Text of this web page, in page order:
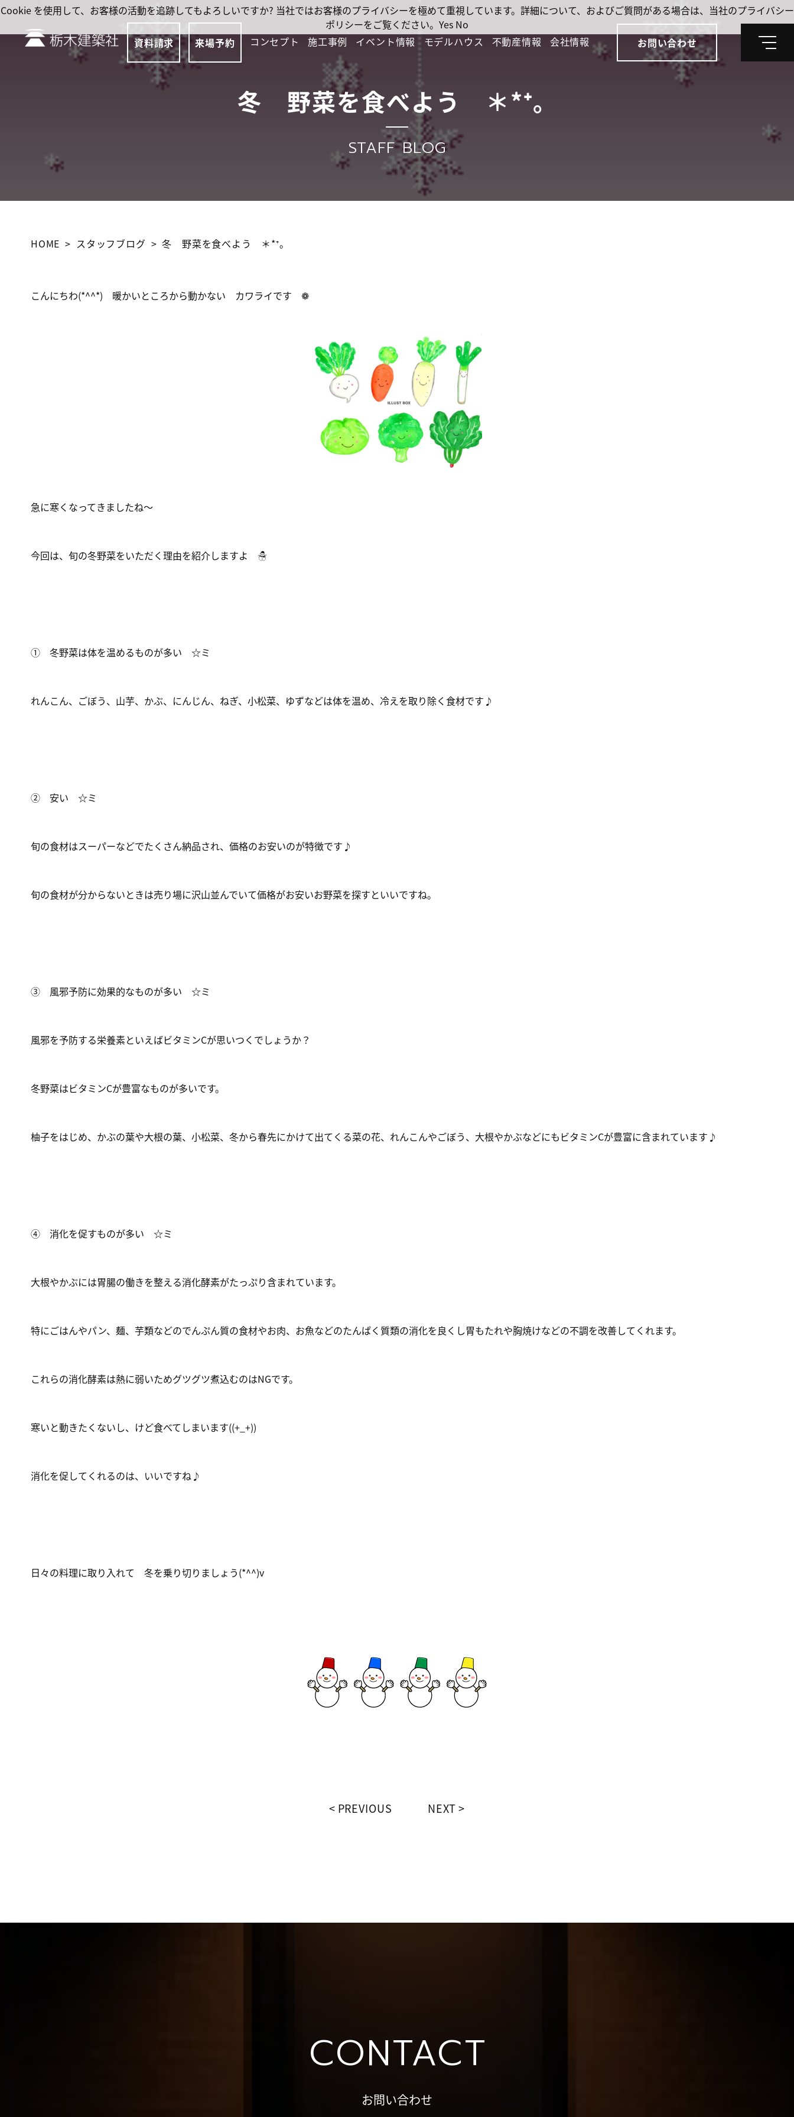
資料請求 来場予約 コンセプト 施工事例 イベント情報 モデルハウス 不動産情報 会社情報 お問い合わせ
メ
冬 野菜を食べよう ＊*⁺。
STAFF BLOG
HOME スタッフブログ 冬 野菜を食べよう ＊*⁺。
こんにちわ(*^^*) 暖かいところから動かない カワライです ❁
急に寒くなってきましたね～
今回は、旬の冬野菜をいただく理由を紹介しますよ ☃
① 冬野菜は体を温めるものが多い ☆ミ
れんこん、ごぼう、山芋、かぶ、にんじん、ねぎ、小松菜、ゆずなどは体を温め、冷えを取り除く 食材です♪
② 安い ☆ミ
旬の食材はスーパーなどでたくさん納品され、価格のお安いのが特徴です♪
旬の食材が分からないときは売り場に沢山並んでいて価格がお安いお野菜を探すといいですね。
③ 風邪予防に効果的なものが多い ☆ミ
風邪を予防する栄養素といえばビタミンCが思いつくでしょうか？
冬野菜はビタミンCが豊富なものが多いです。
柚子をはじめ、かぶの葉や大根の葉、小松菜、冬から春先にかけて出てくる菜の花、れんこんやごぼう、大根やかぶなどにもビタミンCが豊富に含まれています♪
④ 消化を促すものが多い ☆ミ
大根やかぶには胃腸の働きを整える消化酵素がたっぷり含まれています。
特にごはんやパン、麺、芋類などのでんぷん質の食材やお肉、お魚などのたんぱく質類の消化を良くし胃もたれや胸焼けなどの不調を改善してくれます。
これらの消化酵素は熱に弱いためグツグツ煮込むのはNGです。
寒いと動きたくないし、けど食べてしまいます((+_+))
消化を促してくれるのは、いいですね♪
日々の料理に取り入れて 冬を乗り切りましょう(*^^)v
PREVIOUS NEXT
CONTACT
お問い合わせ
Cookie を使用して、お客様の活動を追跡してもよろしいですか? 当社ではお客様のプライバシーを極めて重視しています。詳細について、およびご質問がある場合は、当社のプライバシー
ポリシーをご覧ください。 Yes No